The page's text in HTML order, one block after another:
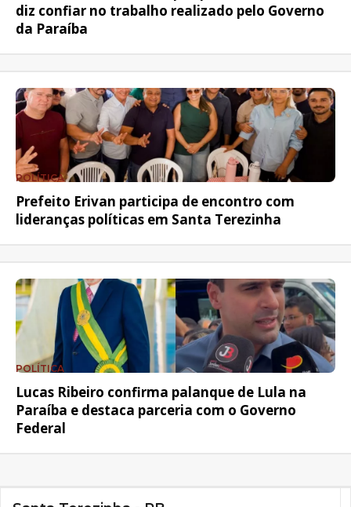
diz confiar no trabalho realizado pelo Governo
da Paraíba
POLÍTICA
Prefeito Erivan participa de encontro com
lideranças políticas em Santa Terezinha
POLÍTICA
Lucas Ribeiro confirma palanque de Lula na
Paraíba e destaca parceria com o Governo
Federal